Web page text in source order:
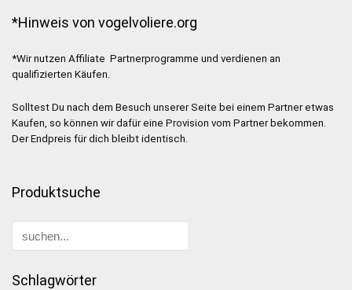
*Hinweis von vogelvoliere.org
*Wir nutzen Affiliate Partnerprogramme und verdienen an
qualifizierten Käufen.
Solltest Du nach dem Besuch unserer Seite bei einem Partner etwas
Kaufen, so können wir dafür eine Provision vom Partner bekommen.
Der Endpreis für dich bleibt identisch.
Produktsuche
Schlagwörter